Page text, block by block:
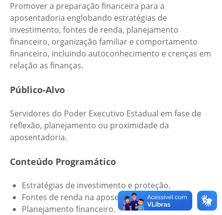
Promover a preparação financeira para a
aposentadoria englobando estratégias de
investimento, fontes de renda, planejamento
financeiro, organização familiar e comportamento
financeiro, incluindo autoconhecimento e crenças em
relação as finanças.
Público-Alvo
Servidores do Poder Executivo Estadual em fase de
reflexão, planejamento ou proximidade da
aposentadoria.
Conteúdo Programático
Estratégias de investimento e proteção.
Fontes de renda na aposentadoria.
Planejamento financeiro.